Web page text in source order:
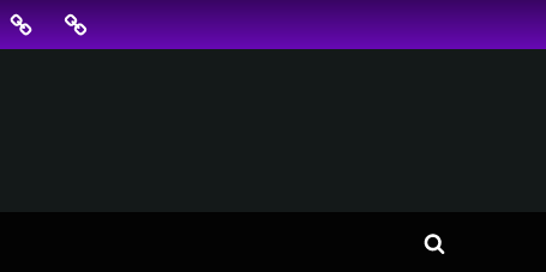
SKLEP
SEO
BLOG
Toggle